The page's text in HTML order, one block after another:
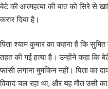
बेटे की आत्महत्या की बात को सिरे से
करार दिया है।
पिता श्याम कुमार का कहना है कि
तहत की गई हत्या है। उन्होंने कहा कि
फांसी लगाना मुमकिन नहीं। पिता का
विवाद चल रहा था, और यह मौत उसी